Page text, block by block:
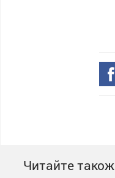
Читайте також